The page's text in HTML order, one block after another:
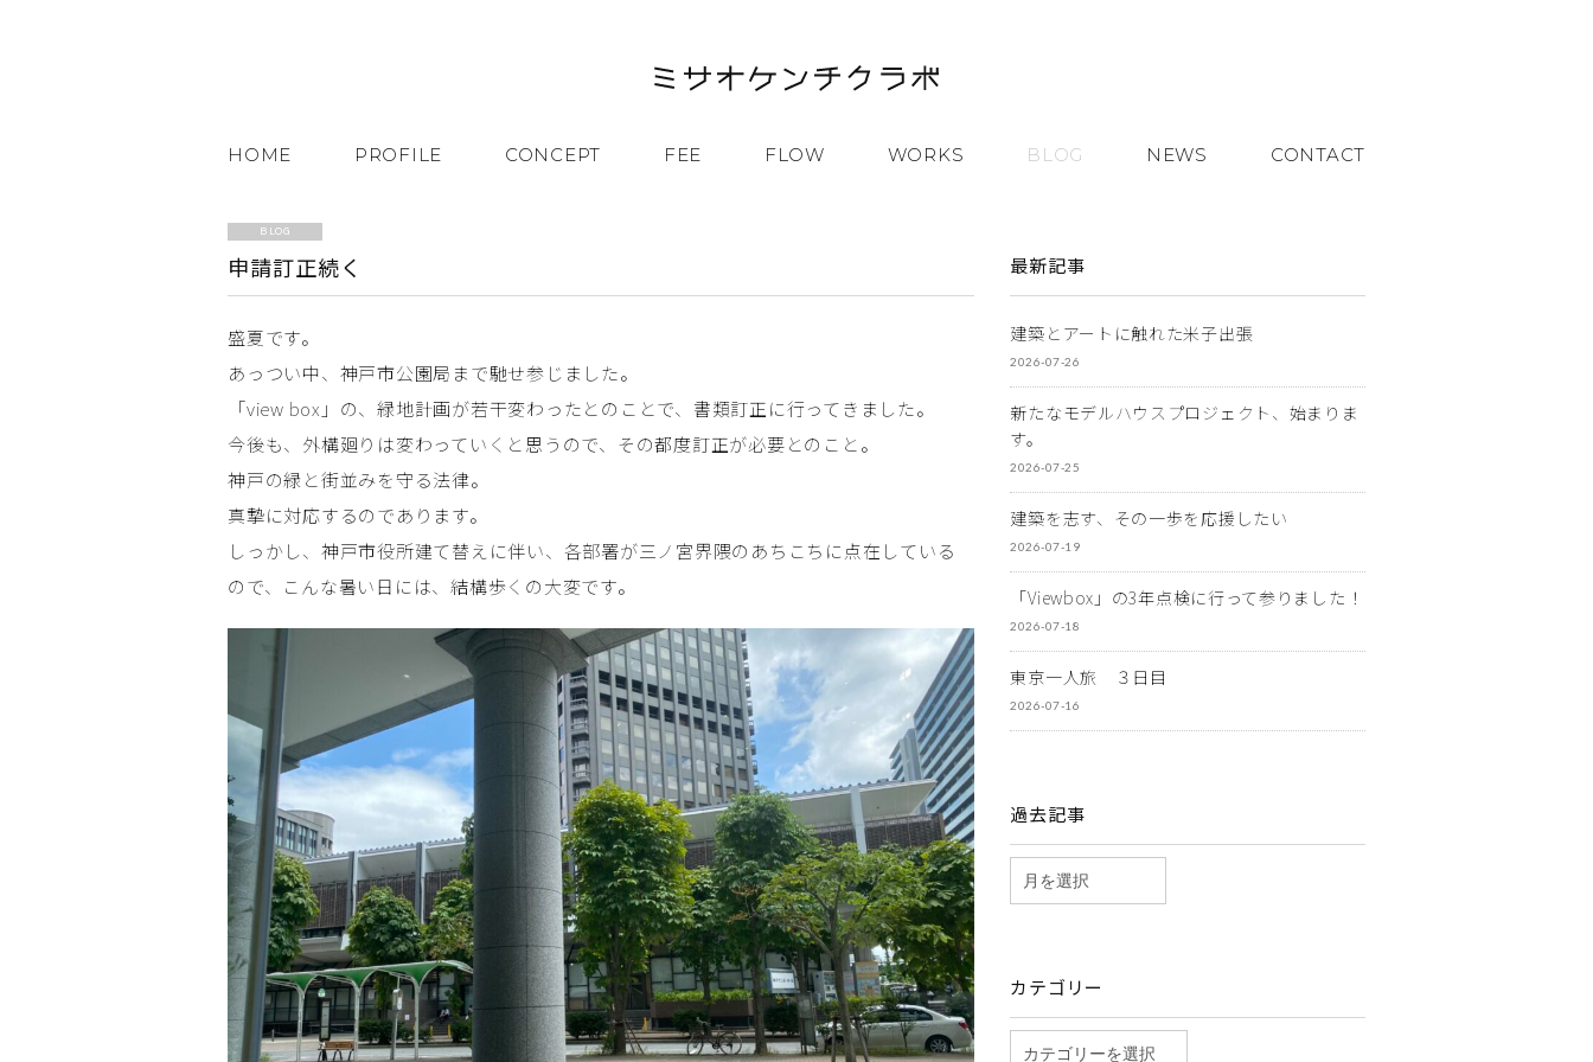
HOME PROFILE CONCEPT FEE FLOW WORKS BLOG NEWS CONTACT
BLOG
申請訂正続く
盛夏です。
あっつい中、神戸市公園局まで馳せ参じました。
「view box」の、緑地計画が若干変わったとのことで、書類訂正に行ってきました。
今後も、外構廻りは変わっていくと思うので、その都度訂正が必要とのこと。
神戸の緑と街並みを守る法律。
真摯に対応するのであります。
しっかし、神戸市役所建て替えに伴い、各部署が三ノ宮界隈のあちこちに点在している
ので、こんな暑い日には、結構歩くの大変です。
最新記事
建築とアートに触れた米子出張
2026-07-26
新たなモデルハウスプロジェクト、始まりま
す。
2026-07-25
建築を志す、その一歩を応援したい
2026-07-19
「Viewbox」の3年点検に行って参りました！
2026-07-18
東京一人旅 ３日目
2026-07-16
過去記事
カテゴリー